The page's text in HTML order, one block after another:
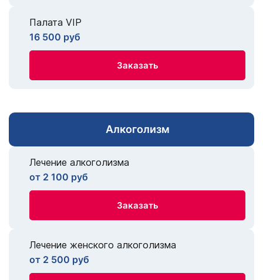
Палата VIP
16 500 руб
Заказать
Алкоголизм
Лечение алкоголизма
от 2 100 руб
Заказать
Лечение женского алкоголизма
от 2 500 руб